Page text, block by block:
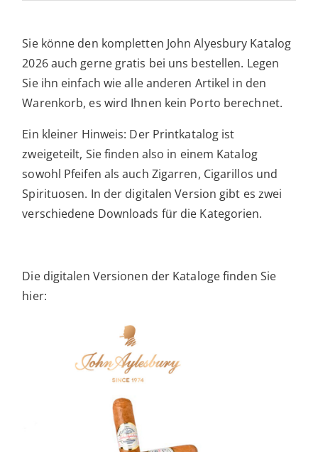
Sie könne den kompletten John Alyesbury Katalog
2026 auch gerne gratis bei uns bestellen. Legen
Sie ihn einfach wie alle anderen Artikel in den
Warenkorb, es wird Ihnen kein Porto berechnet.
Ein kleiner Hinweis: Der Printkatalog ist
zweigeteilt, Sie finden also in einem Katalog
sowohl Pfeifen als auch Zigarren, Cigarillos und
Spirituosen. In der digitalen Version gibt es zwei
verschiedene Downloads für die Kategorien.
Die digitalen Versionen der Kataloge finden Sie
hier: